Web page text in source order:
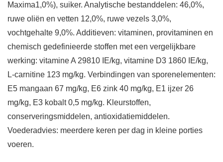
Maxima1,0%), suiker. Analytische bestanddelen: 46,0%,
ruwe oliën en vetten 12,0%, ruwe vezels 3,0%,
vochtgehalte 9,0%. Additieven: vitaminen, provitaminen en
chemisch gedefinieerde stoffen met een vergelijkbare
werking: vitamine A 29810 IE/kg, vitamine D3 1860 IE/kg,
L-carnitine 123 mg/kg. Verbindingen van sporenelementen:
E5 mangaan 67 mg/kg, E6 zink 40 mg/kg, E1 ijzer 26
mg/kg, E3 kobalt 0,5 mg/kg. Kleurstoffen,
conserveringsmiddelen, antioxidatiemiddelen.
Voederadvies: meerdere keren per dag in kleine porties
voeren.